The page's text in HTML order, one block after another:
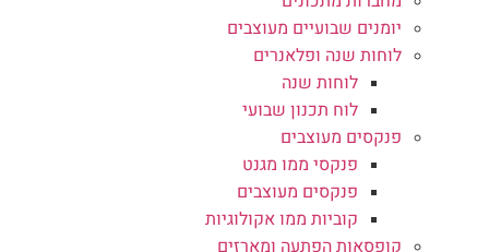
יומנים שבועיים מעוצבים
לוחות שנה ופלאנרים
לוחות שנה
לוח תכנון שבועי
פנקסים מעוצבים
פנקסי ממו מגנט
פנקסים מעוצבים
קוביות ממו אקולוגיות
קופסאות הפתעה ומארזים